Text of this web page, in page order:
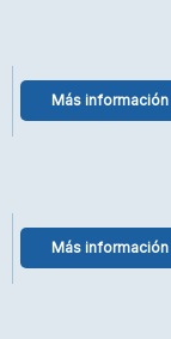
Más información
Más información